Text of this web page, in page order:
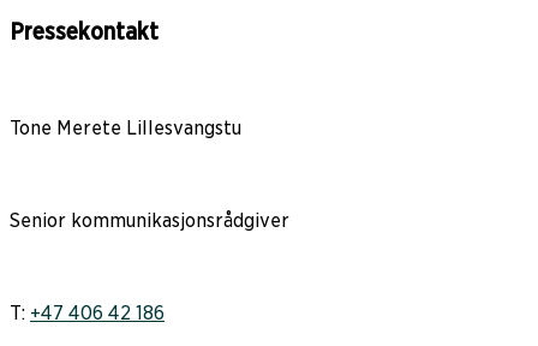
Pressekontakt
Tone Merete Lillesvangstu
Senior kommunikasjonsrådgiver
T: +47 406 42 186